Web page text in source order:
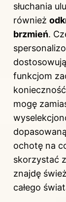
słuchania
również
brzmień.
funkcjom
mogę
ochotę na
skorzystać
znajdę
całego